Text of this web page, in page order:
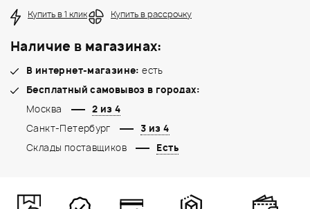
Купить в 1 клик Купить в рассрочку
Наличие в магазинах:
В интернет-магазине: есть
Бесплатный самовывоз в городах:
Москва
2 из 4
Санкт-Петербург
3 из 4
Склады поставщиков
Есть